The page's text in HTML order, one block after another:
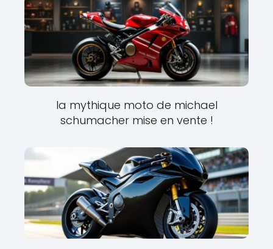
la mythique moto de michael
schumacher mise en vente !